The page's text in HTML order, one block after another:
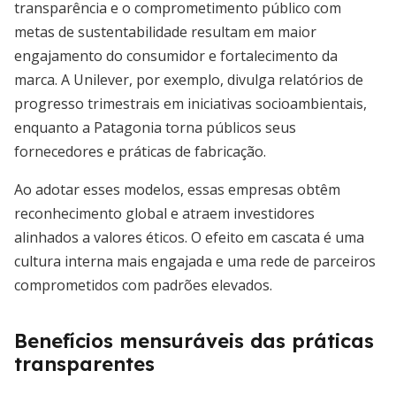
transparência e o comprometimento público com
metas de sustentabilidade resultam em maior
engajamento do consumidor e fortalecimento da
marca. A Unilever, por exemplo, divulga relatórios de
progresso trimestrais em iniciativas socioambientais,
enquanto a Patagonia torna públicos seus
fornecedores e práticas de fabricação.
Ao adotar esses modelos, essas empresas obtêm
reconhecimento global e atraem investidores
alinhados a valores éticos. O efeito em cascata é uma
cultura interna mais engajada e uma rede de parceiros
comprometidos com padrões elevados.
Benefícios mensuráveis das práticas
transparentes